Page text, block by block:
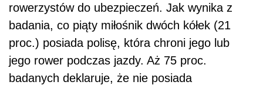
rowerzystów do ubezpieczeń. Jak wynika z
badania, co piąty miłośnik dwóch kółek (21
proc.) posiada polisę, która chroni jego lub
jego rower podczas jazdy. Aż 75 proc.
badanych deklaruje, że nie posiada